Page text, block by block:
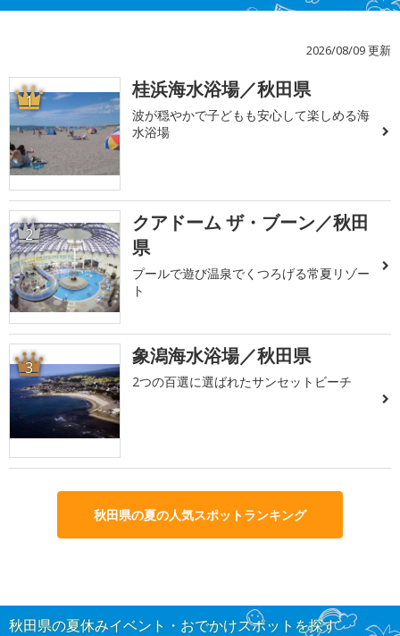
2026/08/09 更新
1 桂浜海水浴場／秋田県
波が穏やかで子どもも安心して楽しめる海
水浴場
2
クアドーム ザ・ブーン／秋田
県
プールで遊び温泉でくつろげる常夏リゾー
ト
3 象潟海水浴場／秋田県
2つの百選に選ばれたサンセットビーチ
秋田県の夏の人気スポットランキング
秋田県の夏休みイベント・おでかけスポットを探す